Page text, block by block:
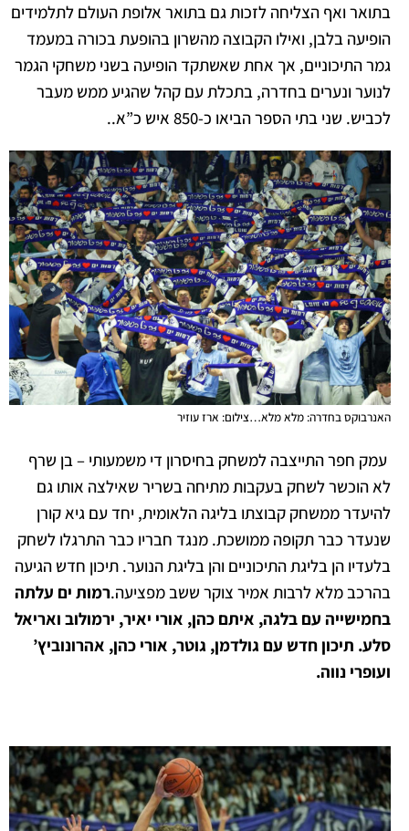
בתואר ואף הצליחה לזכות גם בתואר אלופת העולם לתלמידים
הופיעה בלבן, ואילו הקבוצה מהשרון בהופעת בכורה במעמד
גמר התיכוניים, אך אחת שאשתקד הופיעה בשני משחקי הגמר
לנוער ונערים בחדרה, בתכלת עם קהל שהגיע ממש מעבר
לכביש. שני בתי הספר הביאו כ-850 איש כ”א..
האנרבוקס בחדרה: מלא מלא…צילום: ארז עוזיר
עמק חפר התייצבה למשחק בחיסרון די משמעותי – בן שרף
לא הוכשר לשחק בעקבות מתיחה בשריר שאילצה אותו גם
להיעדר ממשחק קבוצתו בליגה הלאומית, יחד עם גיא קורן
שנעדר כבר תקופה ממושכת. מנגד חבריו כבר התרגלו לשחק
בלעדיו הן בליגת התיכוניים והן בליגת הנוער. תיכון חדש הגיעה
בהרכב מלא לרבות אמיר צוקר ששב מפציעה.רמות ים עלתה
בחמישייה עם בלגה, איתם כהן, אורי יאיר, ירמולוב ואריאל
סלע. תיכון חדש עם גולדמן, גוטר, אורי כהן, אהרונוביץ’
ועופרי נווה.